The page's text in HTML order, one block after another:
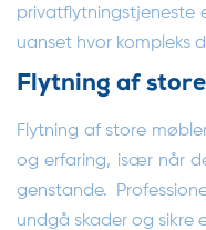
privatflytningstjeneste
uanset hvor kompleks
Flytning af
Flytning af store
og erfaring, især når
genstande.
undgå skader og sikre